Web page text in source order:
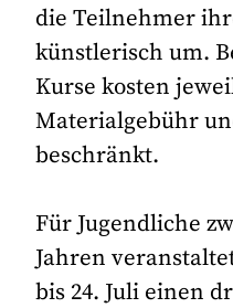
die Teilnehmer
künstlerisch um.
Kurse kosten
Materialgebühr
beschränkt.
Für Jugendliche
Jahren
bis 24. Juli einen